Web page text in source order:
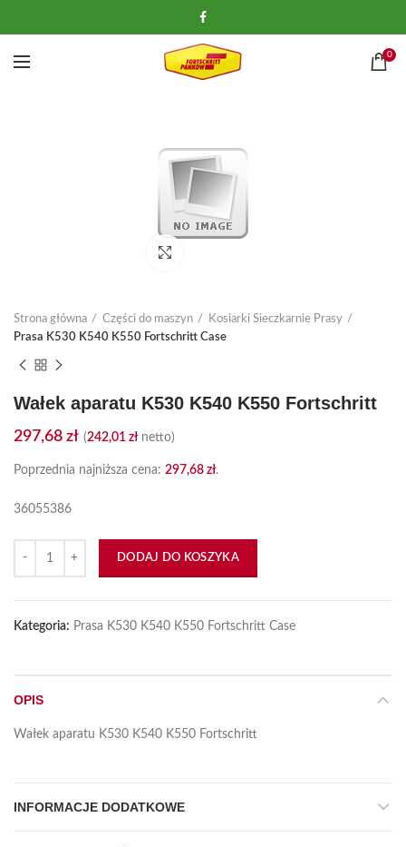
0
Strona główna Części do maszyn
Kosiarki Sieczkarnie Prasy
Prasa K530 K540 K550 Fortschritt Case
Wałek aparatu K530 K540 K550 Fortschritt
297,68 zł (242,01 złnetto)
Poprzednia najniższa cena: 297,68 zł.
36055386
DODAJ DO KOSZYKA
Kategoria: Prasa K530 K540 K550 Fortschritt Case
OPIS
Wałek aparatu K530 K540 K550 Fortschritt
INFORMACJE DODATKOWE